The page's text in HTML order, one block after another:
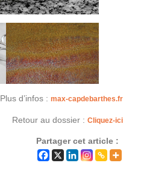
Plus d’infos : max-capdebarthes.fr
Retour au dossier : Cliquez-ici
Partager cet article :